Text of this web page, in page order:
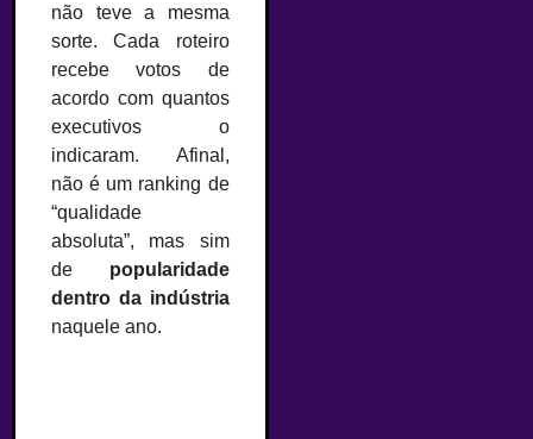
não teve a mesma
sorte. Cada roteiro
recebe votos de
acordo com quantos
executivos o
indicaram. Afinal,
não é um ranking de
“qualidade
absoluta”, mas sim
de popularidade
dentro da indústria
naquele ano.